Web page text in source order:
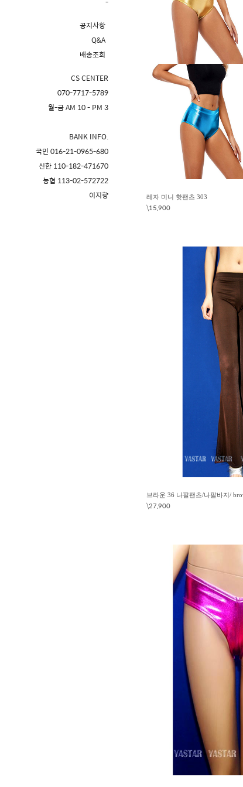
공지사항
Q&A
배송조회
CS CENTER
070-7717-5789
월-금 AM 10 - PM 3
BANK INFO.
국민 016-21-0965-680
신한 110-182-471670
농협 113-02-572722
이지향
레자 미니 핫팬츠 303
\15,900
브라운 36 나팔팬츠/나팔바지/
\27,900